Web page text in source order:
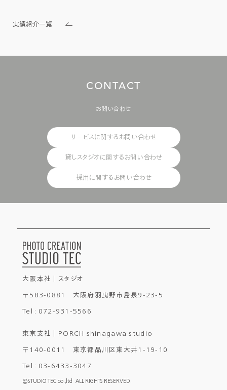
実績紹介一覧
CONTACT
お問い合わせ
サービスに関するお問い合わせ
貸しスタジオに関するお問い合わせ
採用に関するお問い合わせ
大阪本社 ｜ スタジオ
〒583-0881 大阪府羽曳野市島泉9-23-5
Tel : 072-931-5566
東京支社 ｜ PORCH shinagawa studio
〒140-0011 東京都品川区東大井1-19-10
Tel : 03-6433-3047
©STUDIO TEC.co.,ltd ALL RIGHTS RESERVED.